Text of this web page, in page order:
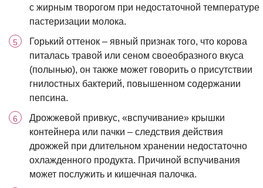
с жирным творогом при недостаточной температуре
пастеризации молока.
Горький оттенок – явный признак того, что корова
питалась травой или сеном своеобразного вкуса
(полынью), он также может говорить о присутствии
гнилостных бактерий, повышенном содержании
пепсина.
Дрожжевой привкус, «вспучивание» крышки
контейнера или пачки – следствия действия
дрожжей при длительном хранении недостаточно
охлажденного продукта. Причиной вспучивания
может послужить и кишечная палочка.